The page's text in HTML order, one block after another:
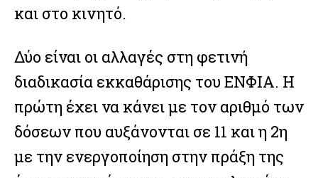
και στο κινητό.
Δύο είναι οι αλλαγές στη φετινή
διαδικασία εκκαθάρισης του ΕΝΦΙΑ. Η
πρώτη έχει να κάνει με τον αριθμό των
δόσεων που αυξάνονται σε 11 και η 2η
με την ενεργοποίηση στην πράξη της